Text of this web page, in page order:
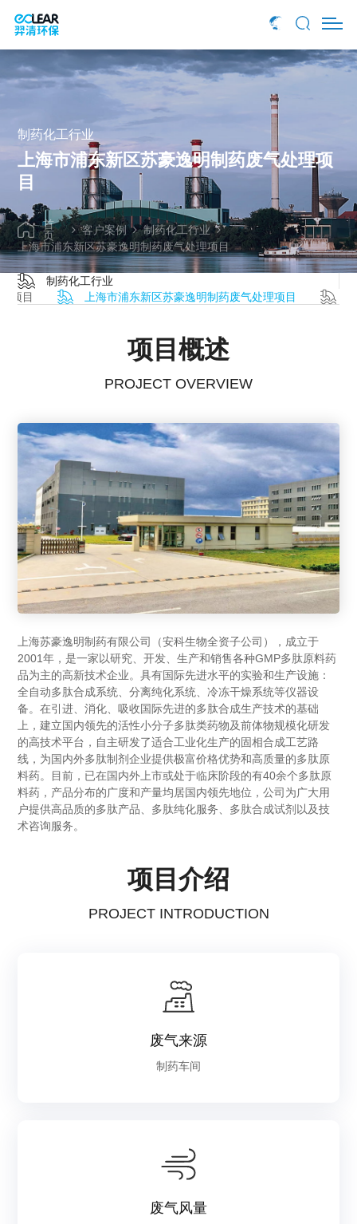
制药化工行业
上海市浦东新区苏豪逸明制药废气处理项
目
首
页
客户案例
制药化工行业
上海市浦东新区苏豪逸明制药废气处理项目
制药化工行业
项目
上海市浦东新区苏豪逸明制药废气处理项目
项目概述
PROJECT OVERVIEW
上海苏豪逸明制药有限公司（安科生物全资子公司），成立于
2001年，是一家以研究、开发、生产和销售各种GMP多肽原料药
品为主的高新技术企业。具有国际先进水平的实验和生产设施：
全自动多肽合成系统、分离纯化系统、冷冻干燥系统等仪器设
备。在引进、消化、吸收国际先进的多肽合成生产技术的基础
上，建立国内领先的活性小分子多肽类药物及前体物规模化研发
的高技术平台，自主研发了适合工业化生产的固相合成工艺路
线，为国内外多肽制剂企业提供极富价格优势和高质量的多肽原
料药。目前，已在国内外上市或处于临床阶段的有40余个多肽原
料药，产品分布的广度和产量均居国内领先地位，公司为广大用
户提供高品质的多肽产品、多肽纯化服务、多肽合成试剂以及技
术咨询服务。
项目介绍
PROJECT INTRODUCTION
废气来源
制药车间
废气风量